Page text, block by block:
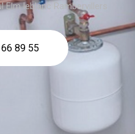
Elm leblanc Rambervillers
89 55